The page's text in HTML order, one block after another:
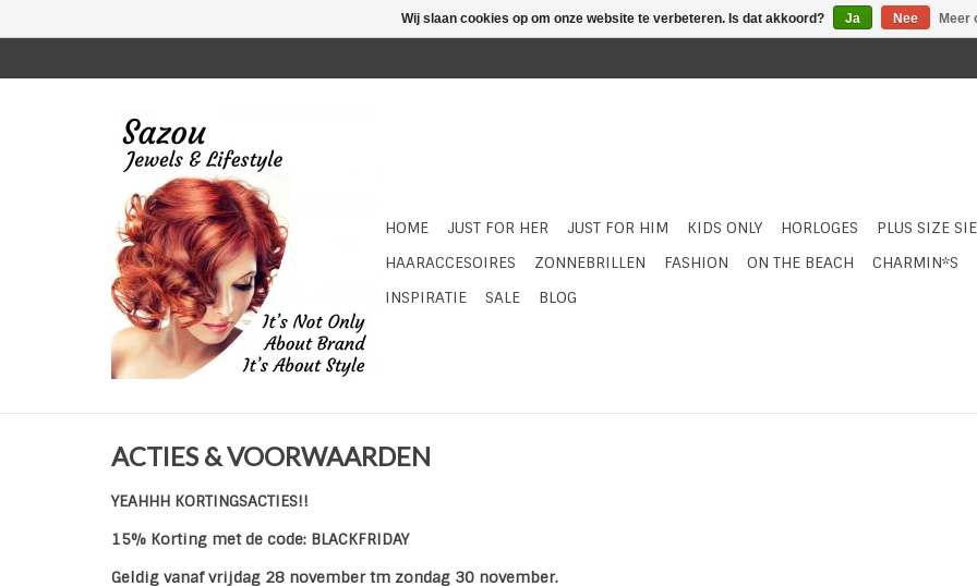
HOME JUST FOR HER JUST FOR HIM KIDS ONLY HORLOGES
PLUS SIZE
HAARACCESOIRES
ZONNEBRILLEN FASHION ON THE BEACH
CHARMIN*S
INSPIRATIE
SALE BLOG
ACTIES & VOORWAARDEN
YEAHHH KORTINGSACTIES!!
15% Korting met de code: BLACKFRIDAY
Geldig vanaf vrijdag 28 november tm zondag 30 november.
Wij slaan cookies op om onze website te verbeteren. Is dat akkoord? Ja Nee Meer